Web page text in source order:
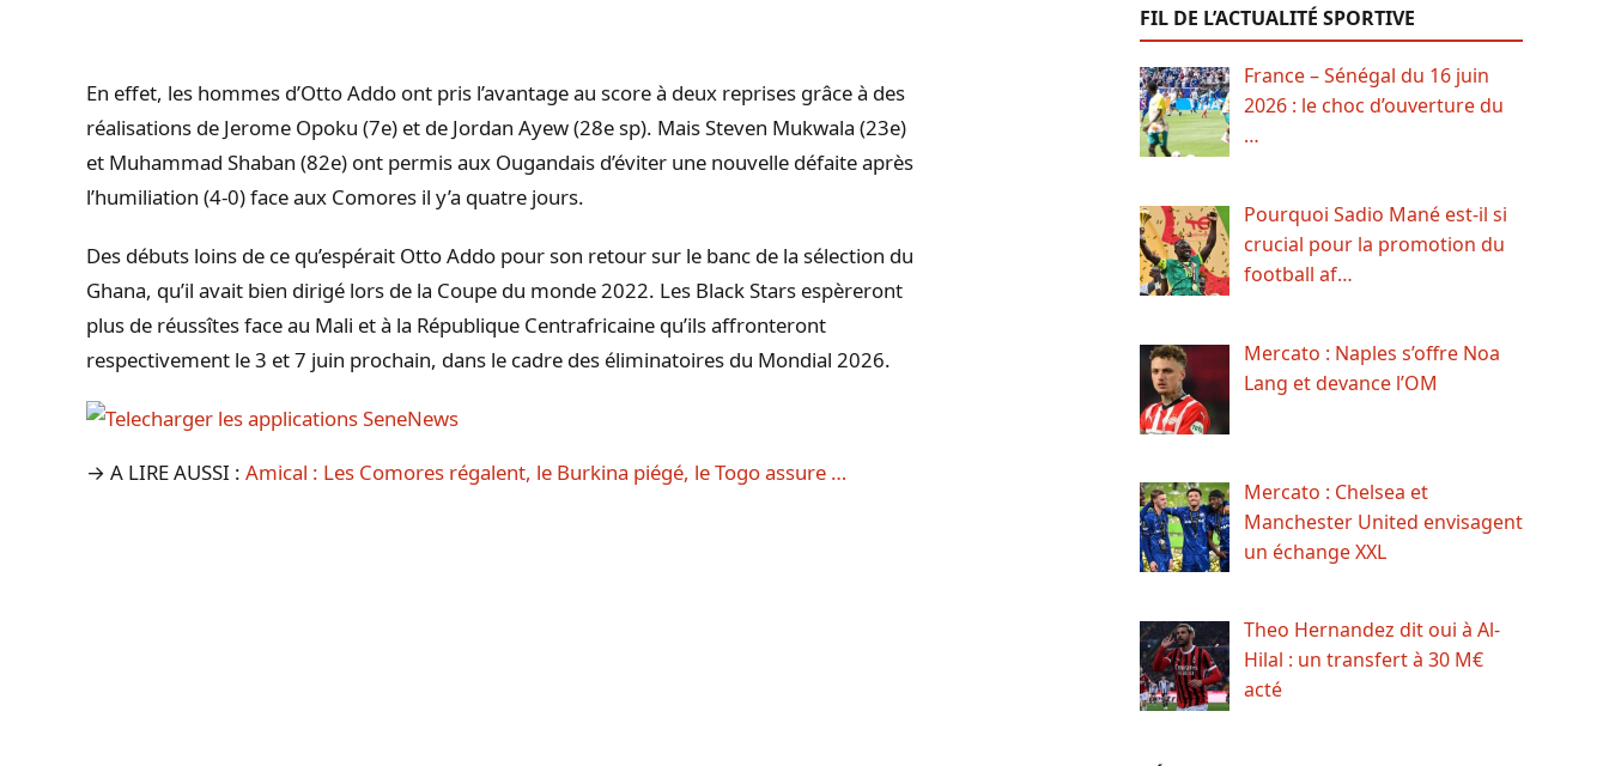
En effet, les hommes d’Otto Addo ont pris l’avantage au score à deux reprises grâce à des
réalisations de Jerome Opoku (7e) et de Jordan Ayew (28e sp). Mais Steven Mukwala (23e)
et Muhammad Shaban (82e) ont permis aux Ougandais d’éviter une nouvelle défaite après
l’humiliation (4-0) face aux Comores il y’a quatre jours.
Des débuts loins de ce qu’espérait Otto Addo pour son retour sur le banc de la sélection du
Ghana, qu’il avait bien dirigé lors de la Coupe du monde 2022. Les Black Stars espèreront
plus de réussîtes face au Mali et à la République Centrafricaine qu’ils affronteront
respectivement le 3 et 7 juin prochain, dans le cadre des éliminatoires du Mondial 2026.
→ A LIRE AUSSI : Amical : Les Comores régalent, le Burkina piégé, le Togo assure …
FIL DE L’ACTUALITÉ SPORTIVE
France – Sénégal du 16 juin
2026 : le choc d’ouverture du
…
Pourquoi Sadio Mané est-il si
crucial pour la promotion du
football af…
Mercato : Naples s’offre Noa
Lang et devance l’OM
Mercato : Chelsea et
Manchester United envisagent
un échange XXL
Theo Hernandez dit oui à Al-
Hilal : un transfert à 30 M€
acté